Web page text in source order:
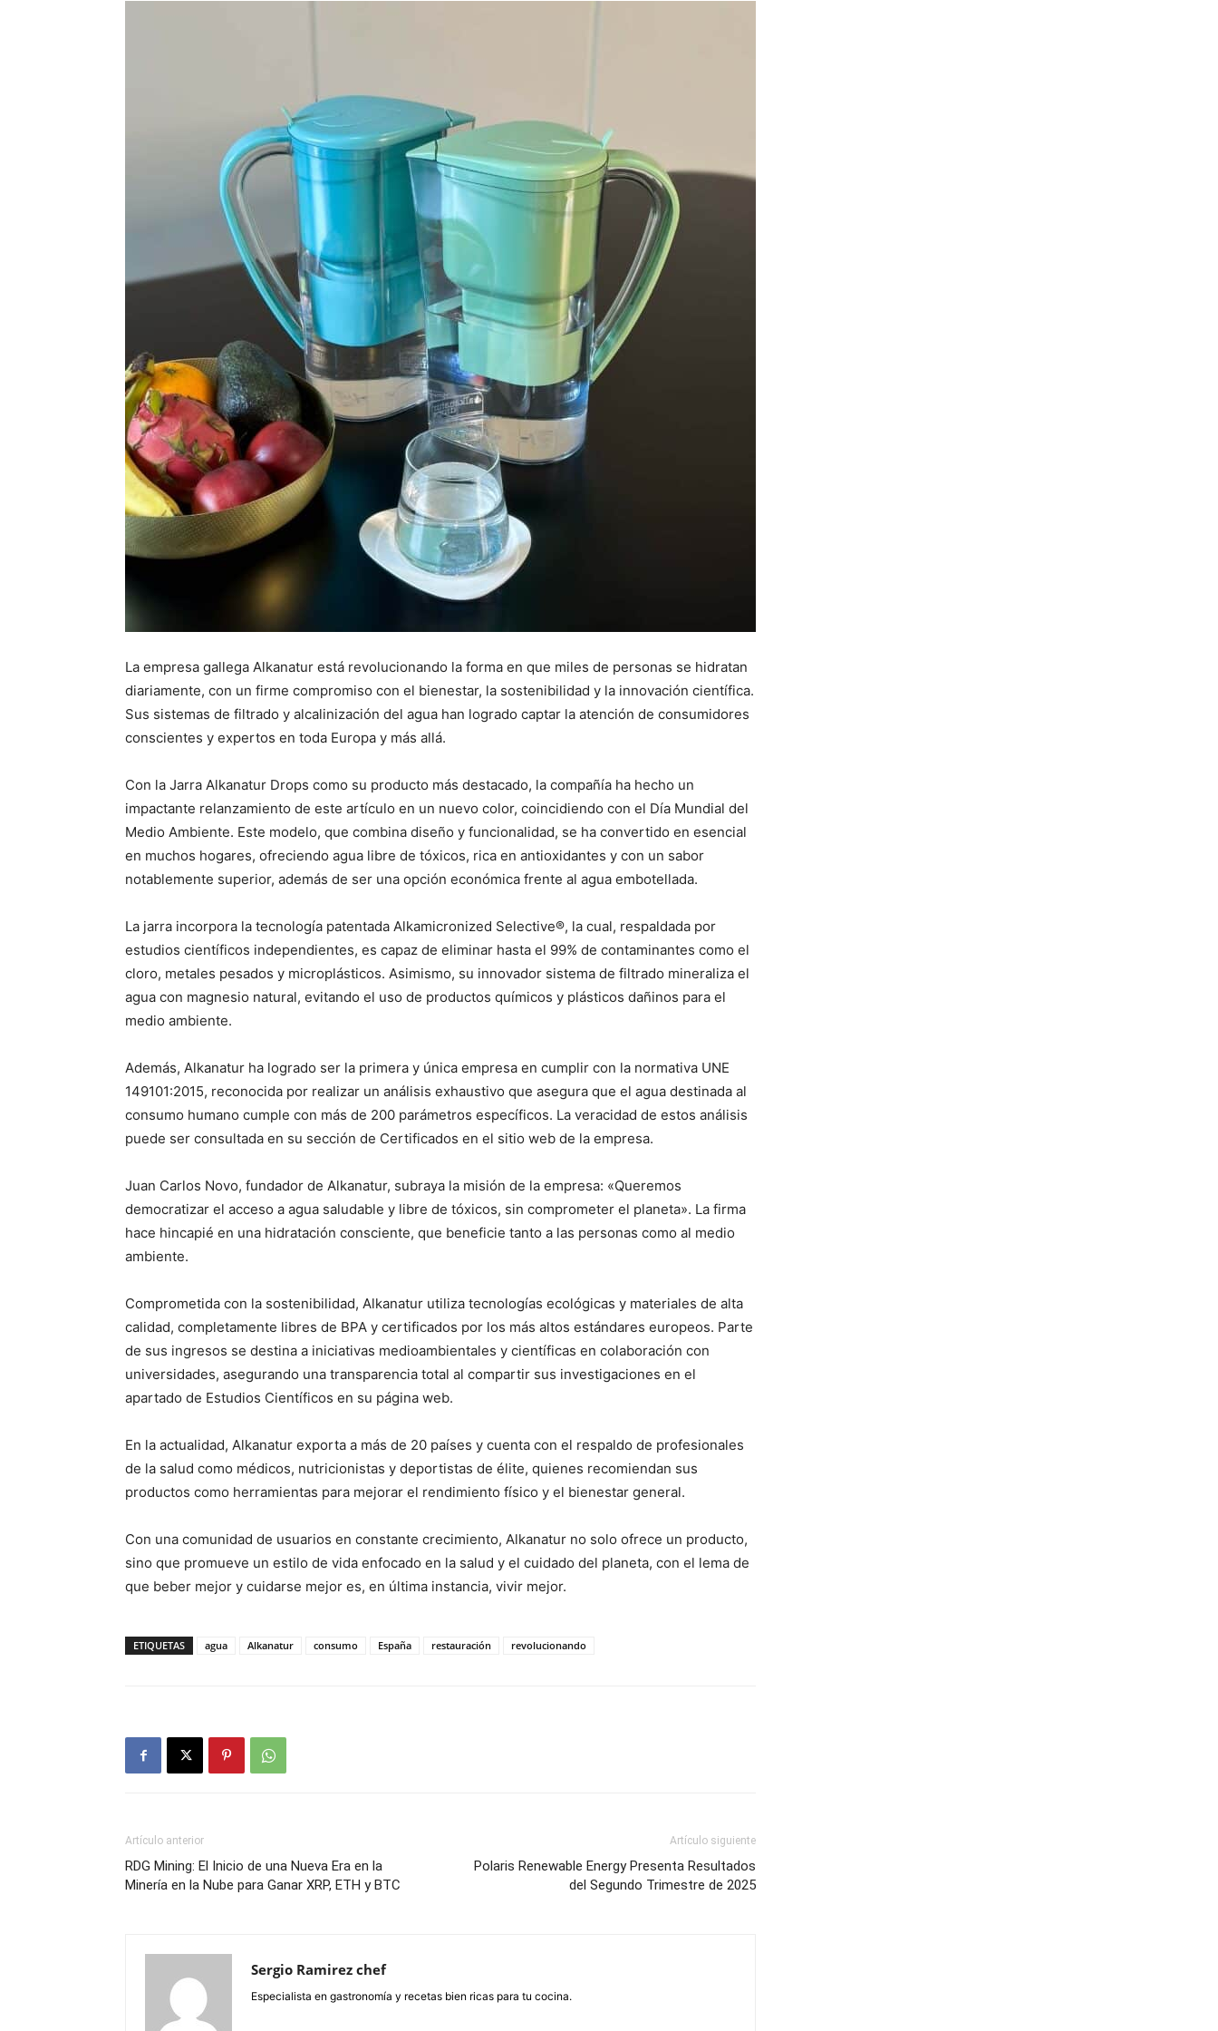
La empresa gallega Alkanatur está revolucionando la forma en que miles de personas se hidratan
diariamente, con un firme compromiso con el bienestar, la sostenibilidad y la innovación científica.
Sus sistemas de filtrado y alcalinización del agua han logrado captar la atención de consumidores
conscientes y expertos en toda Europa y más allá.
Con la Jarra Alkanatur Drops como su producto más destacado, la compañía ha hecho un
impactante relanzamiento de este artículo en un nuevo color, coincidiendo con el Día Mundial del
Medio Ambiente. Este modelo, que combina diseño y funcionalidad, se ha convertido en esencial
en muchos hogares, ofreciendo agua libre de tóxicos, rica en antioxidantes y con un sabor
notablemente superior, además de ser una opción económica frente al agua embotellada.
La jarra incorpora la tecnología patentada Alkamicronized Selective®, la cual, respaldada por
estudios científicos independientes, es capaz de eliminar hasta el 99% de contaminantes como el
cloro, metales pesados y microplásticos. Asimismo, su innovador sistema de filtrado mineraliza el
agua con magnesio natural, evitando el uso de productos químicos y plásticos dañinos para el
medio ambiente.
Además, Alkanatur ha logrado ser la primera y única empresa en cumplir con la normativa UNE
149101:2015, reconocida por realizar un análisis exhaustivo que asegura que el agua destinada al
consumo humano cumple con más de 200 parámetros específicos. La veracidad de estos análisis
puede ser consultada en su sección de Certificados en el sitio web de la empresa.
Juan Carlos Novo, fundador de Alkanatur, subraya la misión de la empresa: «Queremos
democratizar el acceso a agua saludable y libre de tóxicos, sin comprometer el planeta». La firma
hace hincapié en una hidratación consciente, que beneficie tanto a las personas como al medio
ambiente.
Comprometida con la sostenibilidad, Alkanatur utiliza tecnologías ecológicas y materiales de alta
calidad, completamente libres de BPA y certificados por los más altos estándares europeos. Parte
de sus ingresos se destina a iniciativas medioambientales y científicas en colaboración con
universidades, asegurando una transparencia total al compartir sus investigaciones en el
apartado de Estudios Científicos en su página web.
En la actualidad, Alkanatur exporta a más de 20 países y cuenta con el respaldo de profesionales
de la salud como médicos, nutricionistas y deportistas de élite, quienes recomiendan sus
productos como herramientas para mejorar el rendimiento físico y el bienestar general.
Con una comunidad de usuarios en constante crecimiento, Alkanatur no solo ofrece un producto,
sino que promueve un estilo de vida enfocado en la salud y el cuidado del planeta, con el lema de
que beber mejor y cuidarse mejor es, en última instancia, vivir mejor.
ETIQUETAS agua Alkanatur consumo España restauración revolucionando
Artículo anterior
RDG Mining: El Inicio de una Nueva Era en la
Minería en la Nube para Ganar XRP, ETH y BTC
Artículo siguiente
Polaris Renewable Energy Presenta Resultados
del Segundo Trimestre de 2025
Sergio Ramirez chef
Especialista en gastronomía y recetas bien ricas para tu cocina.